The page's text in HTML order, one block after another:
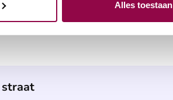
Alles toestaan
mailadres